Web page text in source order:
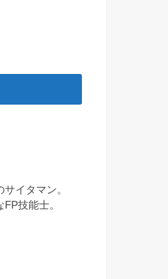
イタマン。
技能士。